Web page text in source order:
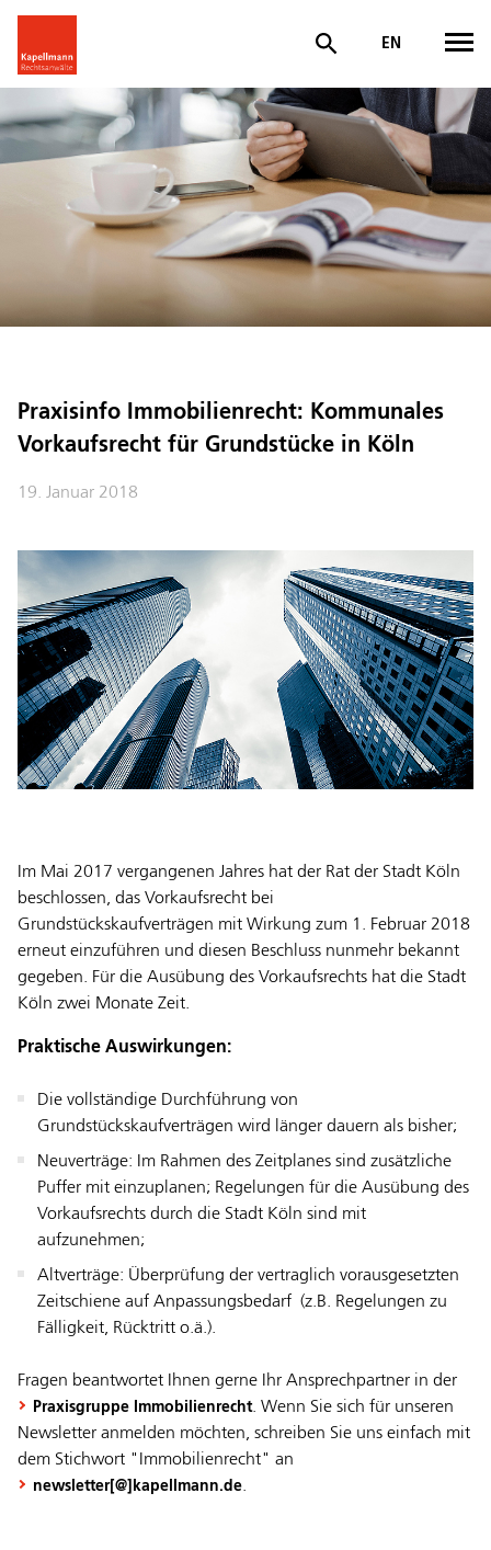
EN
Praxisinfo Immobilienrecht: Kommunales
Vorkaufsrecht für Grundstücke in Köln
19. Januar 2018
Im Mai 2017 vergangenen Jahres hat der Rat der Stadt Köln
beschlossen, das Vorkaufsrecht bei
Grundstückskaufverträgen mit Wirkung zum 1. Februar 2018
erneut einzuführen und diesen Beschluss nunmehr bekannt
gegeben. Für die Ausübung des Vorkaufsrechts hat die Stadt
Köln zwei Monate Zeit.
Praktische Auswirkungen:
Die vollständige Durchführung von
Grundstückskaufverträgen wird länger dauern als bisher;
Neuverträge: Im Rahmen des Zeitplanes sind zusätzliche
Puffer mit einzuplanen; Regelungen für die Ausübung des
Vorkaufsrechts durch die Stadt Köln sind mit
aufzunehmen;
Altverträge: Überprüfung der vertraglich vorausgesetzten
Zeitschiene auf Anpassungsbedarf (z.B. Regelungen zu
Fälligkeit, Rücktritt o.ä.).
Fragen beantwortet Ihnen gerne Ihr Ansprechpartner in der
Praxisgruppe Immobilienrecht. Wenn Sie sich für unseren
Newsletter anmelden möchten, schreiben Sie uns einfach mit
dem Stichwort "Immobilienrecht" an
newsletter[@]kapellmann.de.